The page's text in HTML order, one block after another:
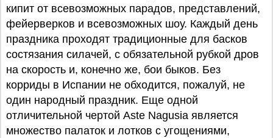
кипит от всевозможных парадов, представлений,
фейерверков и всевозможных шоу. Каждый день
праздника проходят традиционные для басков
состязания силачей, с обязательной рубкой дров
на скорость и, конечно же, бои быков. Без
корриды в Испании не обходится, пожалуй, не
один народный праздник. Еще одной
отличительной чертой Aste Nagusia является
множество палаток и лотков с угощениями,